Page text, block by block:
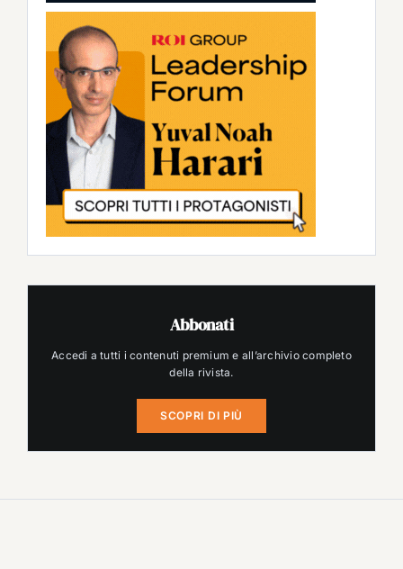
Abbonati
Accedi a tutti i contenuti premium e all’archivio completo
della rivista.
SCOPRI DI PIÙ